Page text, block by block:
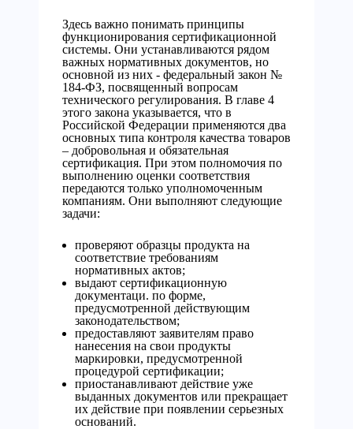
Здесь важно понимать принципы
функционирования сертификационной
системы. Они устанавливаются рядом
важных нормативных документов, но
основной из них - федеральный закон №
184-ФЗ, посвященный вопросам
технического регулирования. В главе 4
этого закона указывается, что в
Российской Федерации применяются два
основных типа контроля качества товаров
– добровольная и обязательная
сертификация. При этом полномочия по
выполнению оценки соответствия
передаются только уполномоченным
компаниям. Они выполняют следующие
задачи:
проверяют образцы продукта на
соответствие требованиям
нормативных актов;
выдают сертификационную
документаци. по форме,
предусмотренной действующим
законодательством;
предоставляют заявителям право
нанесения на свои продукты
маркировки, предусмотренной
процедурой сертификации;
приостанавливают действие уже
выданных документов или прекращает
их действие при появлении серьезных
оснований.